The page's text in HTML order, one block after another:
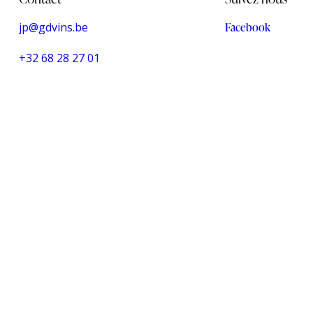
jp@gdvins.be
+32 68 28 27 01
Facebook